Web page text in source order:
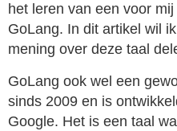
het leren van een voor
GoLang. In dit artikel wil
mening over deze taal
GoLang ook wel een
sinds 2009 en is
Google. Het is een taal